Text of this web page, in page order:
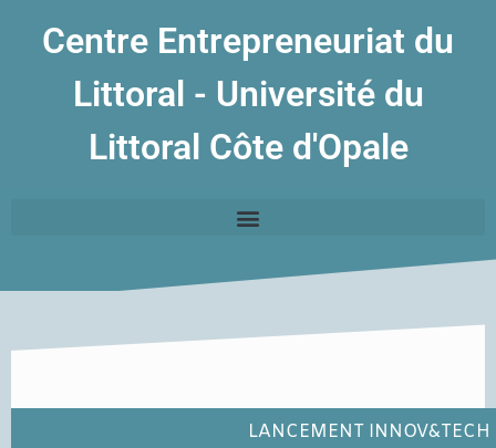
Centre Entrepreneuriat du
Littoral - Université du
Littoral Côte d'Opale
LANCEMENT INNOV&TECH